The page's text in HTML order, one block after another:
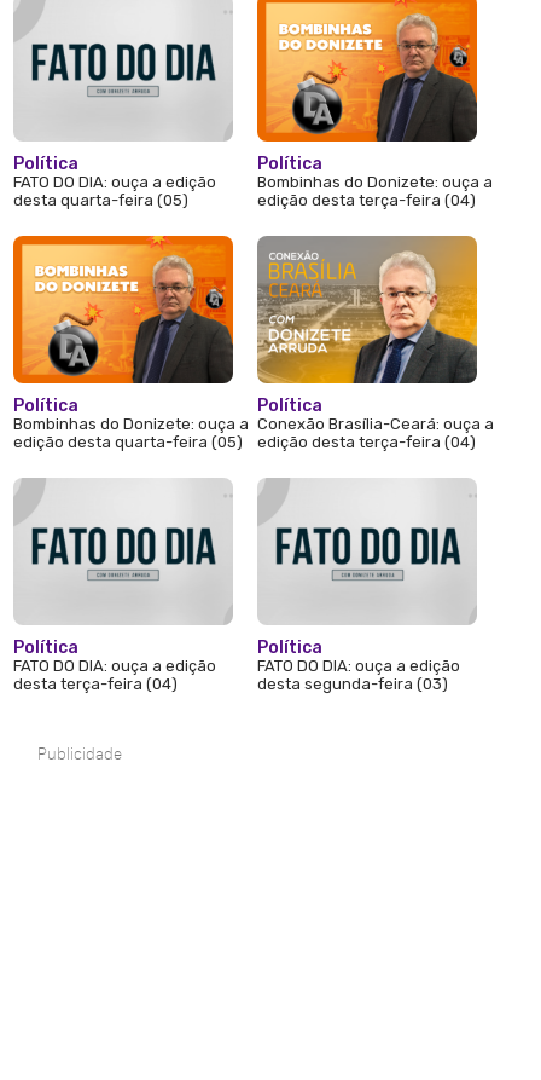
Política
FATO DO DIA: ouça a edição
desta quarta-feira (05)
Política
Bombinhas do Donizete: ouça a
edição desta quarta-feira (05)
Política
FATO DO DIA: ouça a edição
desta terça-feira (04)
Política
Bombinhas do Donizete: ouça a
edição desta terça-feira (04)
Política
Conexão Brasília-Ceará: ouça a
edição desta terça-feira (04)
Política
FATO DO DIA: ouça a edição
desta segunda-feira (03)
Publicidade